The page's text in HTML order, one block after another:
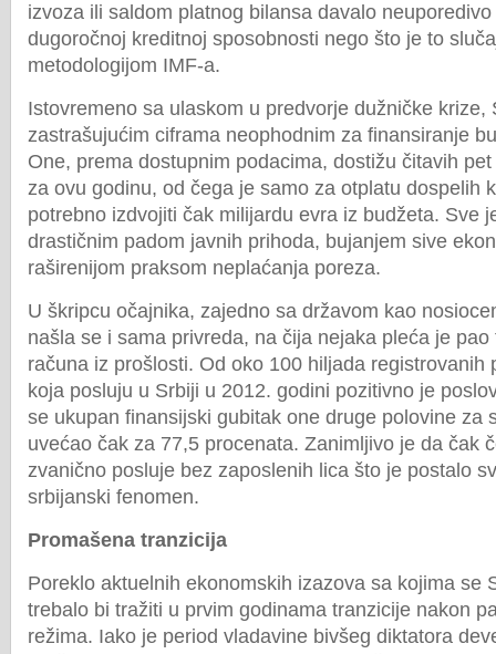
izvoza ili saldom platnog bilansa davalo
dugoročnoj kreditnoj sposobnosti nego što je to
metodologijom IMF-a.
Istovremeno sa ulaskom u predvorje dužničke krize,
zastrašujućim ciframa neophodnim za finansiranje
One, prema dostupnim podacima, dostižu čitavih
za ovu godinu, od čega je samo za otplatu dospelih
potrebno izdvojiti čak milijardu evra iz budžeta. Sve
drastičnim padom javnih prihoda, bujanjem sive
raširenijom praksom neplaćanja poreza.
U škripcu očajnika, zajedno sa državom kao
našla se i sama privreda, na čija nejaka pleća je
računa iz prošlosti. Od oko 100 hiljada registrovanih
koja posluju u Srbiji u 2012. godini pozitivno je
se ukupan finansijski gubitak one druge polovine za
uvećao čak za 77,5 procenata. Zanimljivo je da čak
zvanično posluje bez zaposlenih lica što je postalo
srbijanski fenomen.
Promašena tranzicija
Poreklo aktuelnih ekonomskih izazova sa kojima se
trebalo bi tražiti u prvim godinama tranzicije nakon
režima. Iako je period vladavine bivšeg diktatora